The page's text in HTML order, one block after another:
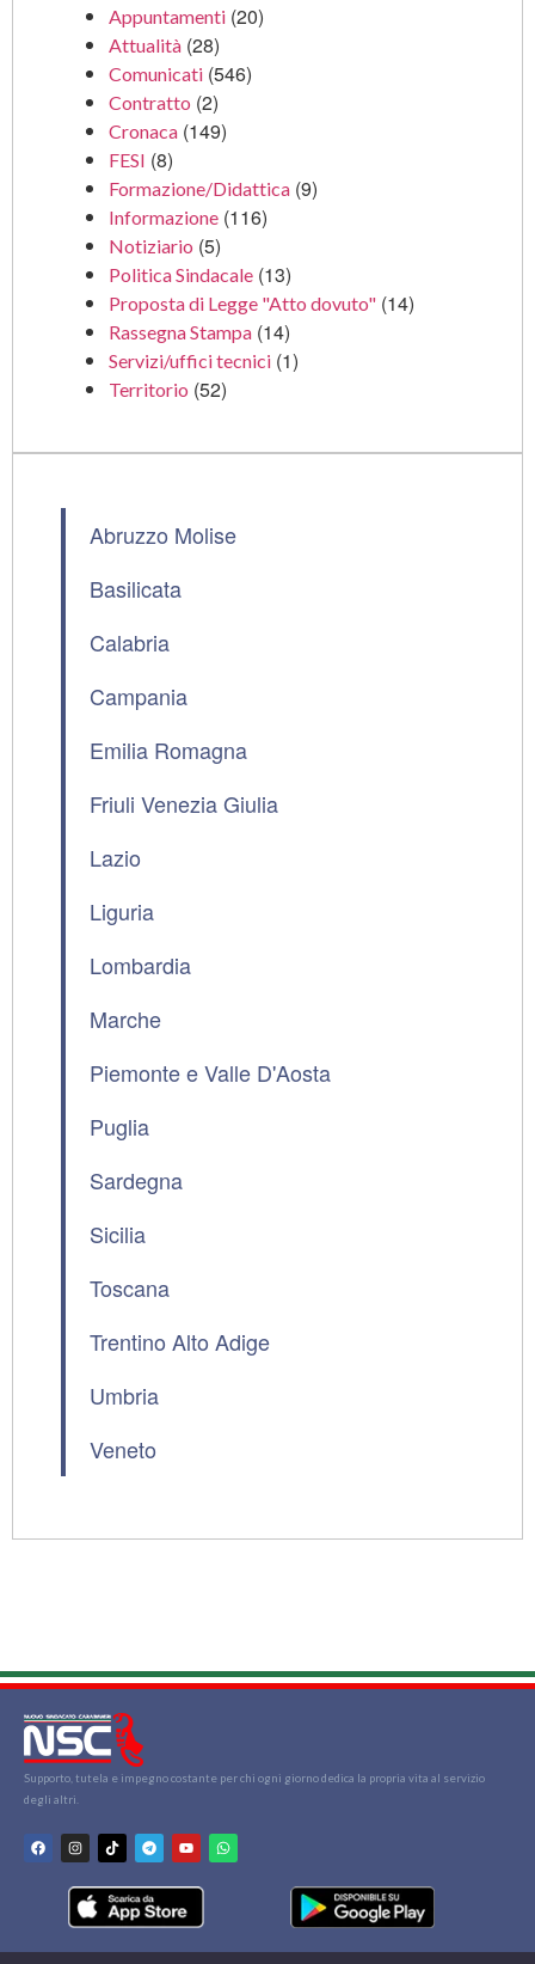
Appuntamenti (20)
Attualità (28)
Comunicati (546)
Contratto (2)
Cronaca (149)
FESI (8)
Formazione/Didattica (9)
Informazione (116)
Notiziario (5)
Politica Sindacale (13)
Proposta di Legge "Atto dovuto" (14)
Rassegna Stampa (14)
Servizi/uffici tecnici (1)
Territorio (52)
Abruzzo Molise
Basilicata
Calabria
Campania
Emilia Romagna
Friuli Venezia Giulia
Lazio
Liguria
Lombardia
Marche
Piemonte e Valle D'Aosta
Puglia
Sardegna
Sicilia
Toscana
Trentino Alto Adige
Umbria
Veneto
Supporto, tutela e impegno costante per chi ogni giorno dedica la propria vita al servizio
degli altri.